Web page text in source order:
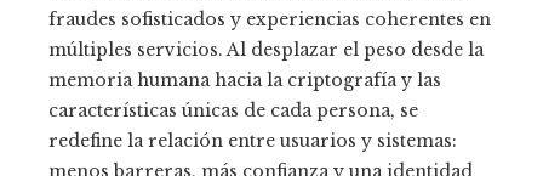
fraudes sofisticados y experiencias coherentes en
múltiples servicios. Al desplazar el peso desde la
memoria humana hacia la criptografía y las
características únicas de cada persona, se
redefine la relación entre usuarios y sistemas:
menos barreras, más confianza y una identidad